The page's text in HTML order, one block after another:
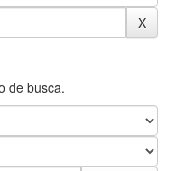
de busca.